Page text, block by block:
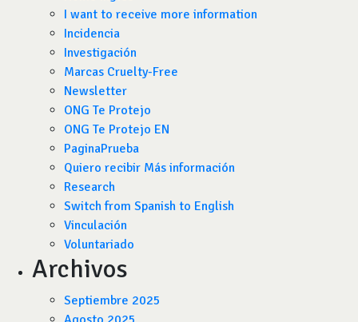
I want to receive more information
Incidencia
Investigación
Marcas Cruelty-Free
Newsletter
ONG Te Protejo
ONG Te Protejo EN
PaginaPrueba
Quiero recibir Más información
Research
Switch from Spanish to English
Vinculación
Voluntariado
Archivos
Septiembre 2025